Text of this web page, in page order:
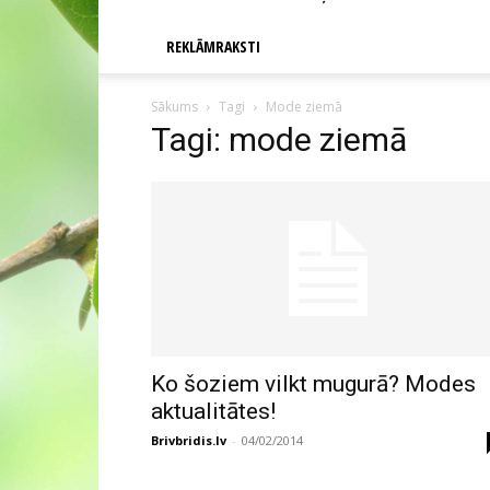
REKLĀMRAKSTI
Sākums Tagi Mode ziemā
Tagi: mode ziemā
Ko šoziem vilkt mugurā? Modes
aktualitātes!
Brivbridis.lv - 04/02/2014